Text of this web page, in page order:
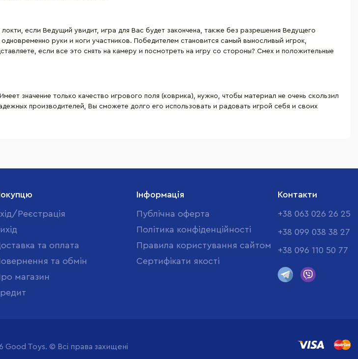
если Ведущий увидит, игра для Вас будет закончена, также без разрешения Ведущего
руки и ноги участников. Победителем становится самый выносливый игрок,
если все это снять на камеру и посмотреть на игру со стороны? Смех и положительные
значение только качество игрового поля (коврика), нужно, чтобы материал не очень скользил
производителей, Вы сможете долго его использовать и радовать игрой себя и своих
Реєстрація
та оплата
та обмін
магазин
Інформація
Публічна оферта
Політика конфіденційності
Правила користування сайтом
Cертифікати якості
Контакти
+38 063 026 26 25
+38 099 038 38 27
+38 096 110 50 77
Good Toys. © Всі права захищені